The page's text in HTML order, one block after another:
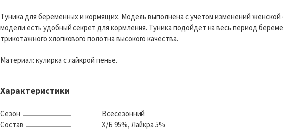
Туника для беременных и кормящих. Модель выполнена с учетом изменений
модели есть удобный секрет для кормления. Туника подойдет на весь период
трикотажного хлопкового полотна высокого качества.
Материал: кулирка с лайкрой пенье.
Характеристики
Сезон
Всесезонний
Состав
Х/Б 95%, Лайкра 5%